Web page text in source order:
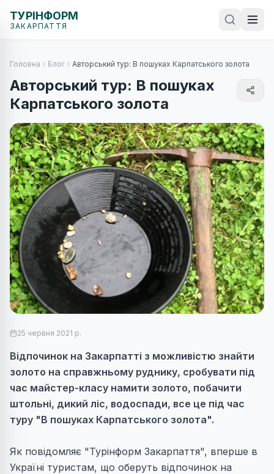
ТУРІНФОРМ
ЗАКАРПАТТЯ
Головна Блог Авторський тур: В пошуках Карпатського золота
Авторський тур: В пошуках
Карпатського золота
25 червня 2021 р.
Відпочинок на Закарпатті з можливістю знайти
золото на справжньому руднику, сробувати під
час майстер-класу намити золото, побачити
штольні, дикий ліс, водоспади, все це під час
туру "В пошуках Карпатського золота".
Як повідомляє "Турінформ Закарпаття", вперше в
Україні туристам, що оберуть відпочинок на